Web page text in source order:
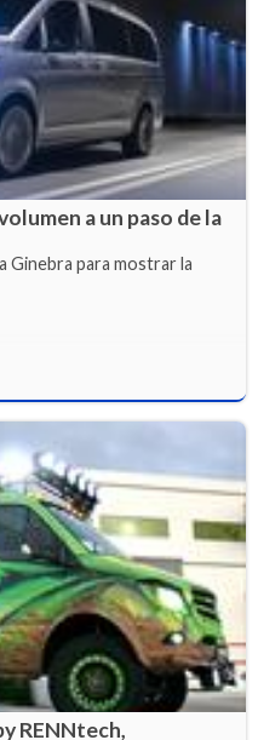
a un paso de la
Ginebra para mostrar la
RENNtech,